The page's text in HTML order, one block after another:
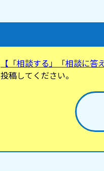
【「相談する」「相談に答
投稿してください。